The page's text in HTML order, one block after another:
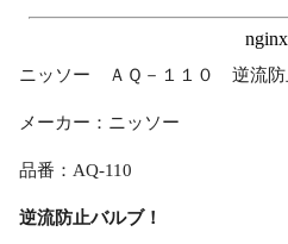
ニッソー ＡＱ－１１０ 逆流防
メーカー：ニッソー
品番：AQ-110
逆流防止バルブ！